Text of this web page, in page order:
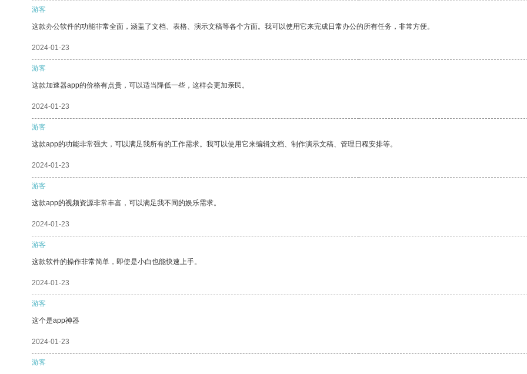
游客
这款办公软件的功能非常全面，涵盖了文档、表格、演示文稿等各个方面。我可以使用它来完成日常办公的所有任务，非常方便。
2024-01-23
游客
这款加速器app的价格有点贵，可以适当降低一些，这样会更加亲民。
2024-01-23
游客
这款app的功能非常强大，可以满足我所有的工作需求。我可以使用它来编辑文档、制作演示文稿、管理日程安排等。
2024-01-23
游客
这款app的视频资源非常丰富，可以满足我不同的娱乐需求。
2024-01-23
游客
这款软件的操作非常简单，即使是小白也能快速上手。
2024-01-23
游客
这个是app神器
2024-01-23
游客